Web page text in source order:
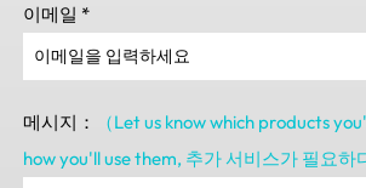
이메일 *
메시지： （Let us know which products
how you'll use them, 추가 서비스가 필요하